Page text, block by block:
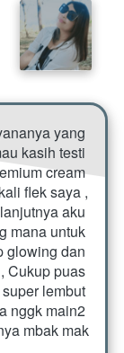
yang
kasih testi
cream
flek saya ,
aku
mana untuk
glowing dan
Cukup puas
lembut
nggk main2
mbak mak